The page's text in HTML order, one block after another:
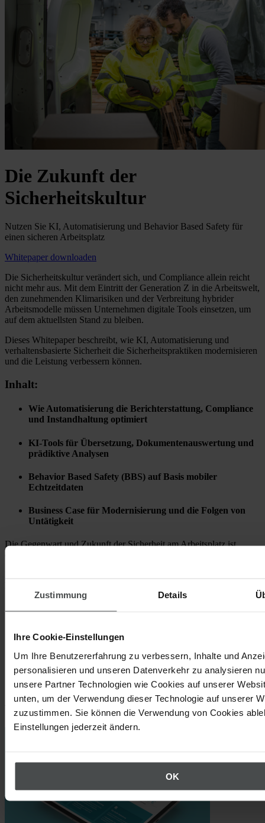
Zustimmung Details
Ihre Cookie-Einstellungen
Um Ihre Benutzererfahrung zu verbessern, Inhalte und
personalisieren und unseren Datenverkehr zu analysieren
unsere Partner Technologien wie Cookies auf unserer
unten, um der Verwendung dieser Technologie auf unserer
zuzustimmen. Sie können die Verwendung von Cookies
Einstellungen jederzeit ändern.
OK
Die Zukunft der
Sicherheitskultur
Nutzen Sie KI, Automatisierung und Behavior Based Safety für
einen sicheren Arbeitsplatz
Whitepaper downloaden
Die Sicherheitskultur verändert sich, und Compliance allein reicht
nicht mehr aus. Mit dem Eintritt der Generation Z in die Arbeitswelt,
den zunehmenden Klimarisiken und der Verbreitung hybrider
Arbeitsmodelle müssen Unternehmen digitale Tools einsetzen, um
auf dem aktuellsten Stand zu bleiben.
Dieses Whitepaper beschreibt, wie KI, Automatisierung und
verhaltensbasierte Sicherheit die Sicherheitspraktiken modernisieren
und die Leistung verbessern können.
Inhalt:
Wie Automatisierung die Berichterstattung, Compliance
und Instandhaltung optimiert
KI-Tools für Übersetzung, Dokumentenauswertung und
prädiktive Analysen
Behavior Based Safety (BBS) auf Basis mobiler
Echtzeitdaten
Business Case für Modernisierung und die Folgen von
Untätigkeit
Die Gegenwart und Zukunft der Sicherheit am Arbeitsplatz ist
Weitere Beiträge, die Sie interessieren könnten